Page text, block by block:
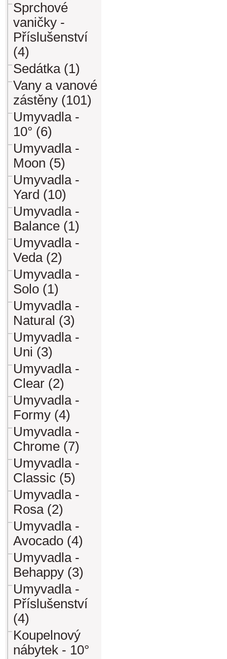
Sprchové
vaničky -
Příslušenství
(4)
Sedátka (1)
Vany a vanové
zástěny (101)
Umyvadla -
10° (6)
Umyvadla -
Moon (5)
Umyvadla -
Yard (10)
Umyvadla -
Balance (1)
Umyvadla -
Veda (2)
Umyvadla -
Solo (1)
Umyvadla -
Natural (3)
Umyvadla -
Uni (3)
Umyvadla -
Clear (2)
Umyvadla -
Formy (4)
Umyvadla -
Chrome (7)
Umyvadla -
Classic (5)
Umyvadla -
Rosa (2)
Umyvadla -
Avocado (4)
Umyvadla -
Behappy (3)
Umyvadla -
Příslušenství
(4)
Koupelnový
nábytek - 10°